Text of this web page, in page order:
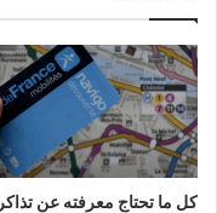
كل ما تحتاج معرفته عن تذاكر